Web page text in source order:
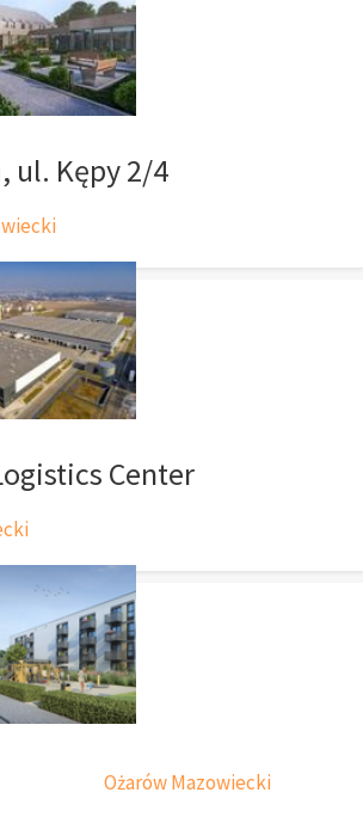
ul. Kępy 2/4
Center
Ożarów Mazowiecki